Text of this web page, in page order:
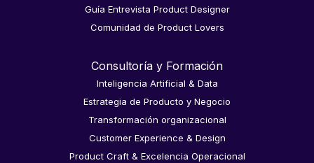
Guía Entrevista Product Designer
Comunidad de Product Lovers
Consultoría y Formación
Inteligencia Artificial & Data
Estrategia de Producto y Negocio
Transformación organizacional
Customer Experience & Design
Product Craft & Excelencia Operacional